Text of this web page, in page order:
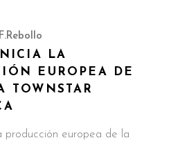
F.Rebollo
LA
EUROPEA DE
TOWNSTAR
producción europea de la